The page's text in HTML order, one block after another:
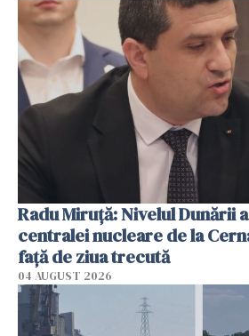
Radu Miruţă: Nivelul Dunării
centralei nucleare de la
faţă de ziua trecută
04 AUGUST 2026